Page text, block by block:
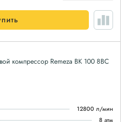
компрессор Remeza ВК 100 8ВС
12800 л/мин
8 атм